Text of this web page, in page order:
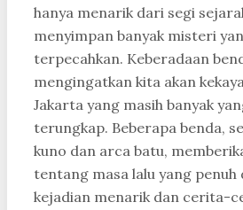
hanya menarik dari segi
menyimpan banyak misteri
terpecahkan. Keberadaan
mengingatkan kita akan
Jakarta yang masih banyak
terungkap. Beberapa benda,
kuno dan arca batu,
tentang masa lalu yang
kejadian menarik dan cerita-